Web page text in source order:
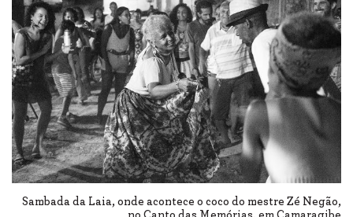
Sambada da Laia, onde acontece o coco do mestre Zé Negão,